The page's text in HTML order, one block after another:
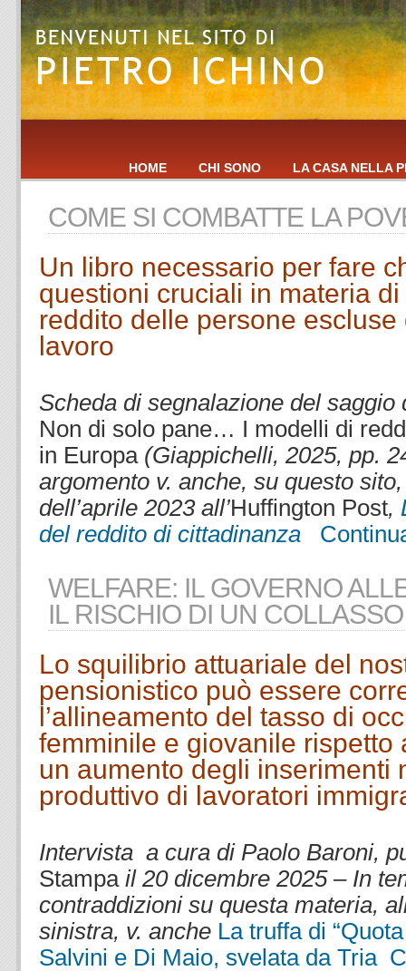
HOME CHI SONO LA CASA NELLA
COME SI COMBATTE LA
Un libro necessario per fare
questioni cruciali in materia
reddito delle persone
lavoro
Scheda di segnalazione del saggio
Non di solo pane… I modelli di
in Europa (Giappichelli, 2025, pp.
argomento v. anche, su questo
dell’aprile 2023 all’Huffington Post,
del reddito di cittadinanza
WELFARE: IL GOVERNO
IL RISCHIO DI UN COLLASSO
Lo squilibrio attuariale del
pensionistico può essere
l’allineamento del tasso di
femminile e giovanile rispetto
un aumento degli inserimenti
produttivo di lavoratori
Intervista a cura di Paolo Baroni,
Stampa il 20 dicembre 2025 – In
contraddizioni su questa materia,
sinistra, v. anche La truffa di
Salvini e Di Maio, svelata da Tria